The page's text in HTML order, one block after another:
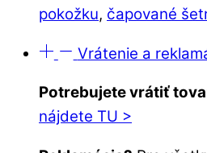
pokožku, čapované
Vrátenie a
Potrebujete vrátiť
nájdete TU >